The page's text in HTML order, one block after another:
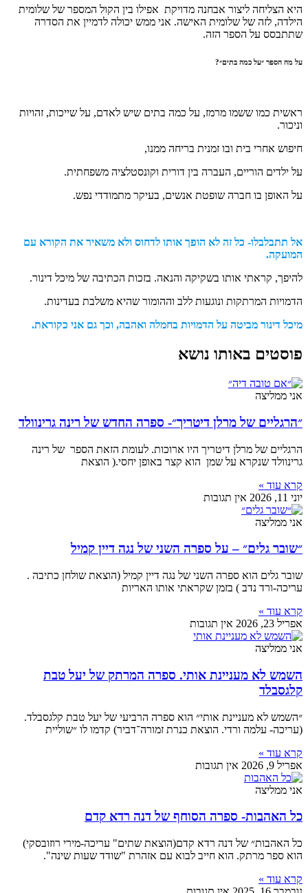
הצליחה ליצור אבחנה מדויקת אפילו בין הקול המספר של שלומית
לזה של שלומית האישה. אני ממש יכולה לדמיין את הסדרה
על הספר הזה.
מה הספר ״על כמה בתים״?
כמו ששמו מרמז, על כמה בתים שיש לאדם, על שייכות, זהויות
אחרי בית ובו זמנית בריחה ממנו,
ילדים הוריים, העברה בין דורית וקונסטלציה משפחתית.
האופן בו חברה שופטת אנשים, בעיקר מתמודדי נפש.
תתבלבלו- כל זה לא הופך אותו לדחוס ולא משאיר את הקורא עם
קראתי אותו בשקיקה והנאה. בזכות הכתיבה של מיכל דינור.
המרתקות ונוגעות ללב וההומור שהיא משלבת בעדינות.
דינור מביטה על הדמויות בחמלה ואהבה, וכך גם אני כקוראת.
באותו נושא
ממליצה
של מרלן דיטריך״- ספרה החדש של רינה גרינוולד
של מרלן דיטריך היו ארוכות. לעומת הזאת הספר של רינה
שנקרא על שמן הוא קצר באופן יחסי.( הוצאת
עוד »
2026
אין תגובות
ממליצה
גלים״ – על ספרה השני של נגה דיין קמיל
גלים הוא ספרה השני של נגה דיין קמיל (הוצאת שולחן כתיבה .
ורד נדב ) בזמן שקראתי אותו האריות
עוד »
23, 2026
אין תגובות
ממליצה
לא מעניינת אותי. ספרה המרתק של יעל טבת
לא מעניינת אותי״ הוא ספרה הרביעי של יעל טבת קלגסבלד.
עלמה ורדי. הוצאת כנרת זמורה־דביר) קדמו לו ״שוליית
עוד »
9, 2026
אין תגובות
ממליצה
האהבות- ספרה הסוחף של דנה רדא קדם
האהבות״ של דנה רדא קדם(הוצאת שתים" עריכה-מירי רוזובסקי)
ספר מרתק. הוא חייב לבוא עם אזהרת "שודד שעות שינה".
עוד »